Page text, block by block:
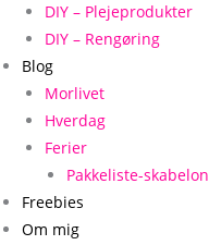
DIY – Plejeprodukter
DIY – Rengøring
Blog
Morlivet
Hverdag
Ferier
Pakkeliste-skabelon
Freebies
Om mig